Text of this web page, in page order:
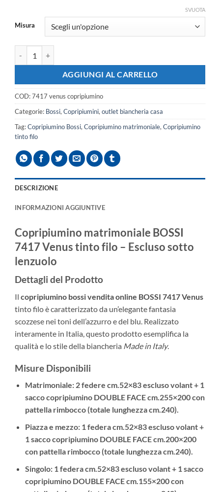
Misura
SVUOTA
AGGIUNGI AL CARRELLO
COD:7417 venus copripiumino
Categorie: Bossi,Copripiumini,outlet biancheria casa
Tag:Copripiumino Bossi,Copripiumino matrimoniale,Copripiumino
tinto filo
DESCRIZIONE
INFORMAZIONI AGGIUNTIVE
Copripiumino matrimoniale BOSSI
7417 Venus tinto filo – Escluso sotto
lenzuolo
Dettagli del Prodotto
Il copripiumino bossi vendita online BOSSI 7417 Venus
tinto filo è caratterizzato da un’elegante fantasia
scozzese nei toni dell’azzurro e del blu. Realizzato
interamente in Italia, questo prodotto esemplifica la
qualità e lo stile della biancheria Made in Italy.
Misure Disponibili
Matrimoniale: 2 federe cm.52×83 escluso volant + 1
sacco copripiumino DOUBLE FACE cm.255×200 con
pattella rimbocco (totale lunghezza cm.240).
Piazza e mezzo: 1 federa cm.52×83 escluso volant +
1 sacco copripiumino DOUBLE FACE cm.200×200
con pattella rimbocco (totale lunghezza cm.240).
Singolo: 1 federa cm.52×83 escluso volant + 1 sacco
copripiumino DOUBLE FACE cm.155×200 con